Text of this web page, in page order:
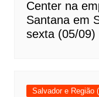
Center na
Santana em
sexta (05/09)
Salvador e Região